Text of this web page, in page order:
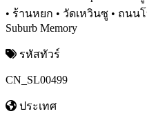
• ร้านหยก • วัดเหวินซู • ถนน
Suburb Memory
รหัสทัวร์
CN_SL00499
ประเทศ